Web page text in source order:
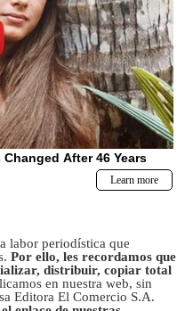
labor periodística que
Por ello, les recordamos que
distribuir, copiar total
en nuestra web, sin
Editora El Comercio S.A.